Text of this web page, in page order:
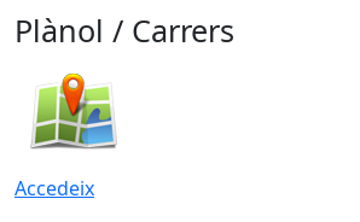
Plànol / Carrers
Accedeix